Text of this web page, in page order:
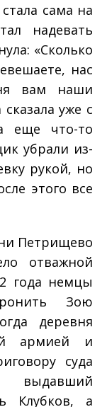
сама на
надевать
«Сколько
нас
вам наши
уже с
еще что-­то
убрали из­-
рукой, но
этого все
Петрищево
отважной
года немцы
Зою
деревня
армией и
суда
Клубков, а